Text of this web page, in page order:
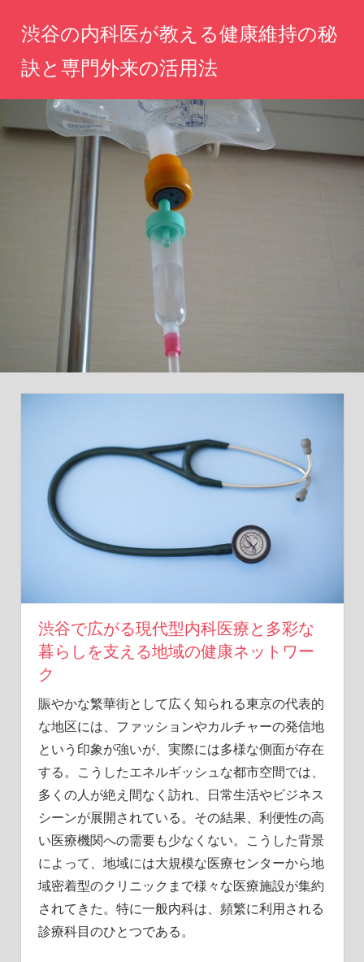
ツ
へ
渋谷の内科医が教える健康維持の秘
訣と専門外来の活用法
体
の
ヒ
ン
渋谷で広がる現代型内科医療と多彩な
暮らしを支える地域の健康ネットワー
ク
賑やかな繁華街として広く知られる東京の代表的
な地区には、ファッションやカルチャーの発信地
という印象が強いが、実際には多様な側面が存在
する。 こうしたエネルギッシュな都市空間では、
多くの人が絶え間なく訪れ、日常生活やビジネス
シーンが展開されている。その結果、利便性の高
い医療機関への需要も少なくない。こうした背景
によって、地域には大規模な医療センターから地
域密着型のクリニックまで様々な医療施設が集約
されてきた。特に一般内科は、頻繁に利用される
診療科目のひとつである。